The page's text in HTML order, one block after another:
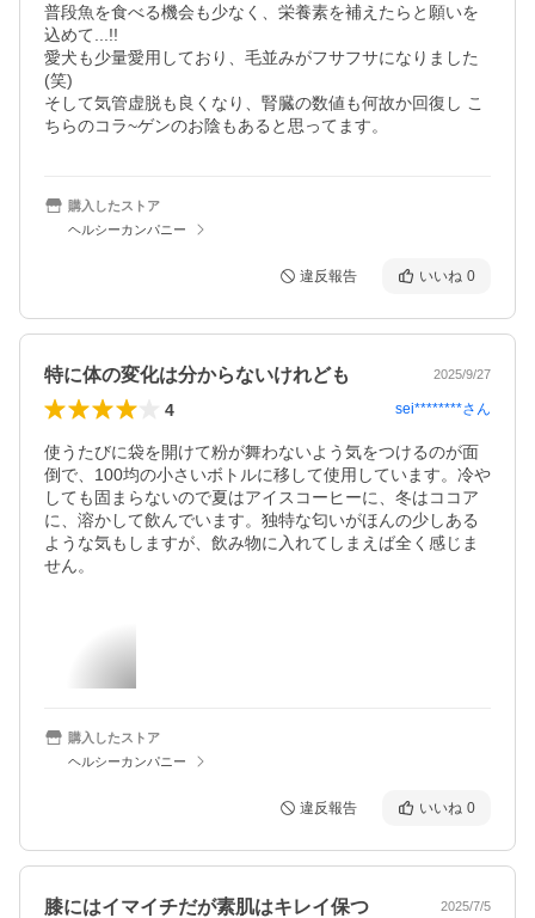
普段魚を食べる機会も少なく、栄養素を補えたらと願いを
込めて...!!
愛犬も少量愛用しており、毛並みがフサフサになりました
(笑)
そして気管虚脱も良くなり、腎臓の数値も何故か回復し こ
購入したストア
ヘルシーカンパニー
違反報告 いいね 0
特に体の変化は分からないけれども 2025/9/27
4 sei********さん
使うたびに袋を開けて粉が舞わないよう気をつけるのが面
倒で、100均の小さいボトルに移して使用しています。冷や
しても固まらないので夏はアイスコーヒーに、冬はココア
に、溶かして飲んでいます。独特な匂いがほんの少しある
ような気もしますが、飲み物に入れてしまえば全く感じま
せん。
購入したストア
ヘルシーカンパニー
違反報告 いいね 0
膝にはイマイチだが素肌はキレイ保つ 2025/7/5